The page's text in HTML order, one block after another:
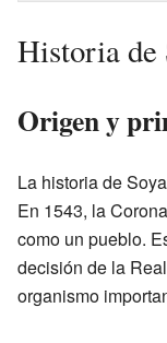
Historia de
Origen y
La historia de
En 1543, la
como un pueblo.
decisión de la
organismo